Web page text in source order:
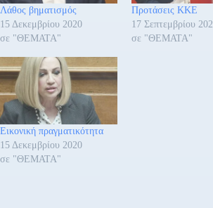
Λάθος βηματισμός
15 Δεκεμβρίου 2020
σε "ΘΕΜΑΤΑ"
Προτάσεις ΚΚΕ
17 Σεπτεμβρίου
σε "ΘΕΜΑΤΑ"
Εικονική πραγματικότητα
15 Δεκεμβρίου 2020
σε "ΘΕΜΑΤΑ"